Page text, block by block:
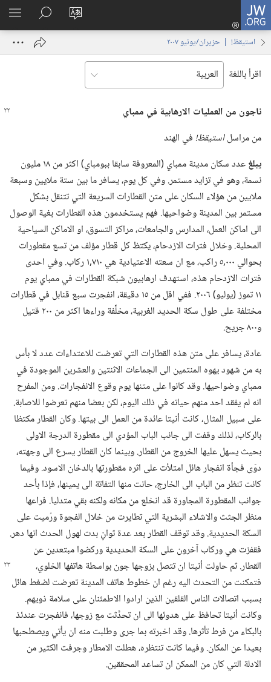
JW.ORG
تغيير
الموقع
تسجيل
الدخول
نافذة
البحث
في
JW.‎ORG
استيقظ‏!‏ | ‏‎حزيران/يونيو‏ ‏‎٢٠٠٧‏
اقرأ باللغة
ناجون من العمليات الارهابية في ممباي
من مراسلاستيقظ!‏ في الهند
يبلغ
عدد سكان مدينة ممباي (‏المعروفة سابقا ببومباي)‏ اكثر من ١٨ مليون
نسمة،‏ وهو في تزايد مستمر.‏ وفي كل يوم،‏ يسافر ما بين ستة ملايين وسبعة
ملايين من هؤلاء السكان على متن القطارات السريعة التي تتنقل بشكل
مستمر بين المدينة وضواحيها.‏ فهم يستخدمون هذه القطارات بغية الوصول
الى اماكن العمل،‏ المدارس والجامعات،‏ مراكز التسوق،‏ او الاماكن السياحية
المحلية.‏ وخلال فترات الازدحام،‏ يكتظ كل قطار مؤلف من تسع مقطورات
بحوالي ٠٠٠‏,٥ راكب،‏ مع ان سعته الاعتيادية هي ٧١٠‏,١ ركاب.‏ وفي احدى
فترات الازدحام هذه،‏ استهدف ارهابيون شبكة القطارات في ممباي يوم
١١ تموز (‏يوليو)‏ ٢٠٠٦.‏ ففي اقل من ١٥ دقيقة،‏ انفجرت سبع قنابل في قطارات
مختلفة على طول سكة الحديد الغربية،‏ مخلِّفة وراءها اكثر من ٢٠٠ قتيل
و٨٠٠ جريح.‏
عادة،‏ يسافر على متن هذه القطارات التي تعرضت للاعتداءات عدد لا بأس
به من شهود يهوه المنتمين الى الجماعات الاثنتين والعشرين الموجودة في
ممباي وضواحيها.‏ وقد كانوا على متنها يوم وقوع الانفجارات.‏ ومن المفرح
انه لم يفقد احد منهم حياته في ذلك اليوم،‏ لكن بعضا منهم تعرضوا للاصابة.‏
على سبيل المثال،‏ كانت أنيتا عائدة من العمل الى بيتها.‏ وكان القطار مكتظا
بالركاب،‏ لذلك وقفت الى جانب الباب المؤدي الى مقطورة الدرجة الاولى
بحيث يسهل عليها الخروج من القطار.‏ وبينما كان القطار يسرع الى وجهته،‏
دوّى فجأة انفجار هائل امتلأت على اثره مقطورتها بالدخان الاسود.‏ وفيما
كانت تنظر من الباب الى الخارج،‏ حانت منها التفاتة الى يمينها،‏ فإذا بأحد
جوانب المقطورة المجاورة قد انخلع من مكانه ولكنه بقي متدليا.‏ فراعها
منظر الجثث والاشلاء البشرية التي تطايرت من خلال الفجوة ورُميت على
السكة الحديدية.‏ وقد توقف القطار بعد عدة ثوانٍ بدت لهول الحدث انها دهر.‏
فقفزت هي وركاب آخرون على السكة الحديدية وركضوا مبتعدين عن
القطار.‏ ثمحاولت أنيتا ان تتصل بزوجها جون بواسطة هاتفها الخلوي،‏
فتمكنت من التحدث اليه رغم ان خطوط هاتف المدينة تعرضت لضغط هائل
بسبب اتصالات الناس القلقين الذين ارادوا الاطمئنان على سلامة ذويهم.‏
وكانت أنيتا تحافظ على هدوئها الى ان تحدَّثت مع زوجها،‏ فانفجرت عندئذ
بالبكاء من فرط تأثرها.‏ وقد اخبرته بما جرى وطلبت منه ان يأتي ويصطحبها
بعيدا عن المكان.‏ وفيما كانت تنتظره،‏ هطلت الامطار وجرفت الكثير من
الادلة التي كان من الممكن ان تساعد المحققين.‏